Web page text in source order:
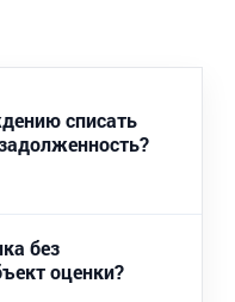
списать
без
оценки?